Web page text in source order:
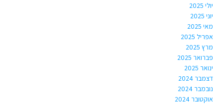
יולי 2025
יוני 2025
מאי 2025
אפריל 2025
מרץ 2025
פברואר 2025
ינואר 2025
דצמבר 2024
נובמבר 2024
אוקטובר 2024